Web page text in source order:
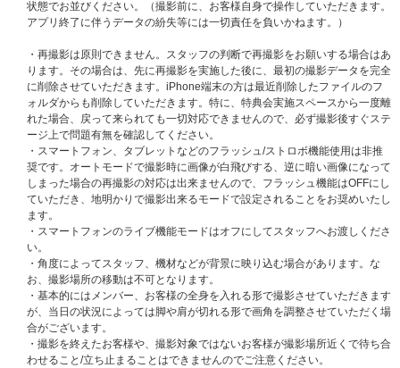
登録(無料) およびchord上でのご応募は不要ですが、＜@cdefgah.net＞から
のメールが受信できるように、ご利用端末の受信設定をしておいてくださ
【enchord(エンコード)ウェブサイト】
https://cdefgah.net/results-choic
e
エンコード(本イベント用当落結果ご確認ページ)にログインする際は、ご購
入時にストアで登録された「メールアドレス」および「電話番号」の入力が
必要です。
※エンコードへのアクセス用URLは当落メール上にてご案内いたします。
※エンコード(本イベント用当落結果ご確認ページ)へは当落発表日時よりロ
グイン可能となります。
※必ずお一人様につき、1つのメールアドレスをご使用ください。複数の方
が同じメールアドレスを使用されるとchordからのメールが届かなくなりま
す。また、エンコードへのログインもできなくなりますので、ご注意くださ
い。
※同様に必ずお一人様につき、1つのスマートフォン・タブレット(一部機種
を除く)をご使用ください。
※当選確率は、応募対象商品のご予約、ご購入順とは関係ございません
※いかなる場合も、当落についてはお問い合わせいただいてもお答えいたし
かねます。あらかじめご了承ください。
状態でお並びください。（撮影前に、お客様自身で操作していただきます。
アプリ終了に伴うデータの紛失等には一切責任を負いかねます。）
・再撮影は原則できません。スタッフの判断で再撮影をお願いする場合はあ
ります。その場合は、先に再撮影を実施した後に、最初の撮影データを完全
に削除させていただきます。iPhone端末の方は最近削除したファイルのフ
ォルダからも削除していただきます。特に、特典会実施スペースから一度離
れた場合、戻って来られても一切対応できませんので、必ず撮影後すぐステ
ージ上で問題有無を確認してください。
・スマートフォン、タブレットなどのフラッシュ/ストロボ機能使用は非推
奨です。オートモードで撮影時に画像が白飛びする、逆に暗い画像になって
しまった場合の再撮影の対応は出来ませんので、フラッシュ機能はOFFにし
ていただき、地明かりで撮影出来るモードで設定されることをお奨めいたし
ます。
・スマートフォンのライブ機能モードはオフにしてスタッフへお渡しくださ
い。
・角度によってスタッフ、機材などが背景に映り込む場合があります。な
お、撮影場所の移動は不可となります。
・基本的にはメンバー、お客様の全身を入れる形で撮影させていただきます
が、当日の状況によっては脚や肩が切れる形で画角を調整させていただく場
合がございます。
・撮影を終えたお客様や、撮影対象ではないお客様が撮影場所近くで待ち合
わせること/立ち止まることはできませんのでご注意ください。